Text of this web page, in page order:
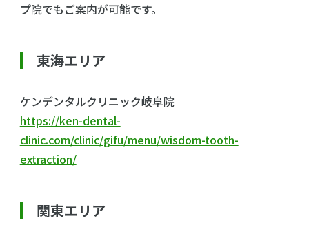
プ院でもご案内が可能です。
東海エリア
ケンデンタルクリニック岐阜院
https://ken-dental-
clinic.com/clinic/gifu/menu/wisdom-tooth-
extraction/
関東エリア